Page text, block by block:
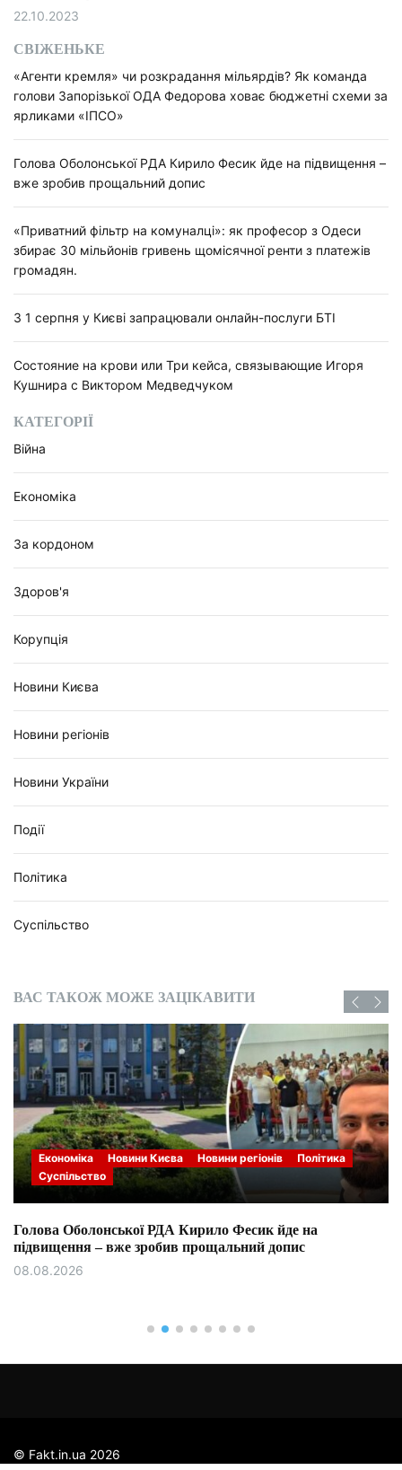
22.10.2023
СВІЖЕНЬКЕ
«Агенти кремля» чи розкрадання мільярдів? Як команда
голови Запорізької ОДА Федорова ховає бюджетні схеми за
ярликами «ІПСО»
Голова Оболонської РДА Кирило Фесик йде на підвищення –
вже зробив прощальний допис
«Приватний фільтр на комуналці»: як професор з Одеси
збирає 30 мільйонів гривень щомісячної ренти з платежів
громадян.
З 1 серпня у Києві запрацювали онлайн-послуги БТІ
Состояние на крови или Три кейса, связывающие Игоря
Кушнира с Виктором Медведчуком
КАТЕГОРІЇ
Війна
Економіка
За кордоном
Здоров'я
Корупція
Новини Києва
Новини регіонів
Новини України
Події
Політика
Суспільство
ВАС ТАКОЖ МОЖЕ ЗАЦІКАВИТИ
Економіка Новини Києва Новини регіонів
Політика
Суспільство
Голова Оболонської РДА Кирило Фесик йде на
підвищення – вже зробив прощальний допис
08.08.2026
© Fakt.in.ua 2026